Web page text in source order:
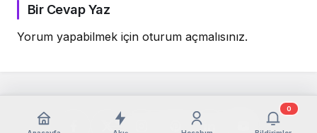
Bir Cevap Yaz
Yorum yapabilmek için oturum açmalısınız.
0